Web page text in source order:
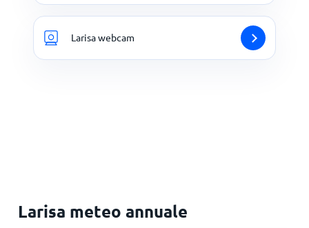
Larisa webcam
Larisa meteo annuale